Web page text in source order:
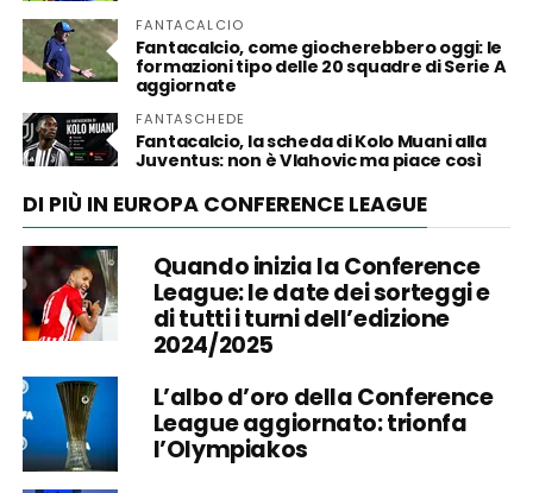
FANTACALCIO
Fantacalcio, come giocherebbero oggi: le
formazioni tipo delle 20 squadre di Serie A
aggiornate
FANTASCHEDE
Fantacalcio, la scheda di Kolo Muani alla
Juventus: non è Vlahovic ma piace così
DI PIÙ IN EUROPA CONFERENCE LEAGUE
Quando inizia la Conference
League: le date dei sorteggi e
di tutti i turni dell’edizione
2024/2025
L’albo d’oro della Conference
League aggiornato: trionfa
l’Olympiakos